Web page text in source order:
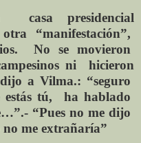
casa presidencial
otra “manifestación”,
No se movieron
ni
hicieron
dijo a Vilma.: “seguro
estás tú,
ha hablado
“Pues no me dijo
me extrañaría”